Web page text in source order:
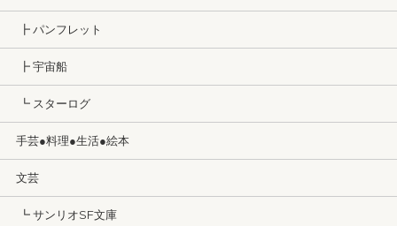
┣ パンフレット
┣ 宇宙船
┗ スターログ
手芸●料理●生活●絵本
文芸
┗ サンリオSF文庫